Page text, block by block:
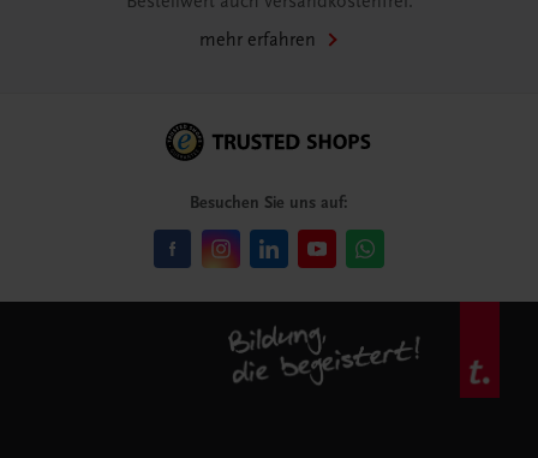
mehr erfahren
Besuchen Sie uns auf: